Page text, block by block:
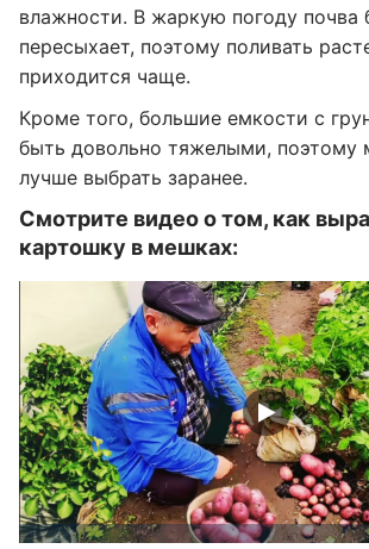
влажности. В жаркую погоду почва
пересыхает, поэтому поливать
приходится чаще.
Кроме того, большие емкости с
быть довольно тяжелыми, поэтому
лучше выбрать заранее.
Смотрите видео о том, как
картошку в мешках: